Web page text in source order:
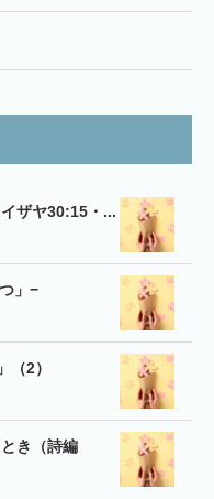
ザヤ30:15・...
」−
（2）
き（詩編